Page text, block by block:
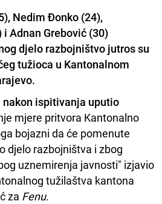
Nedim Đonko (24),
Adnan Grebović (30)
djelo razbojništvo jutros su
tužioca u Kantonalnom
nakon ispitivanja uputio
mjere pritvora Kantonalno
bojazni da će pomenute
djelo razbojništva i zbog
uznemirenja javnosti" izjavio
tužilaštva kantona
za Fenu.